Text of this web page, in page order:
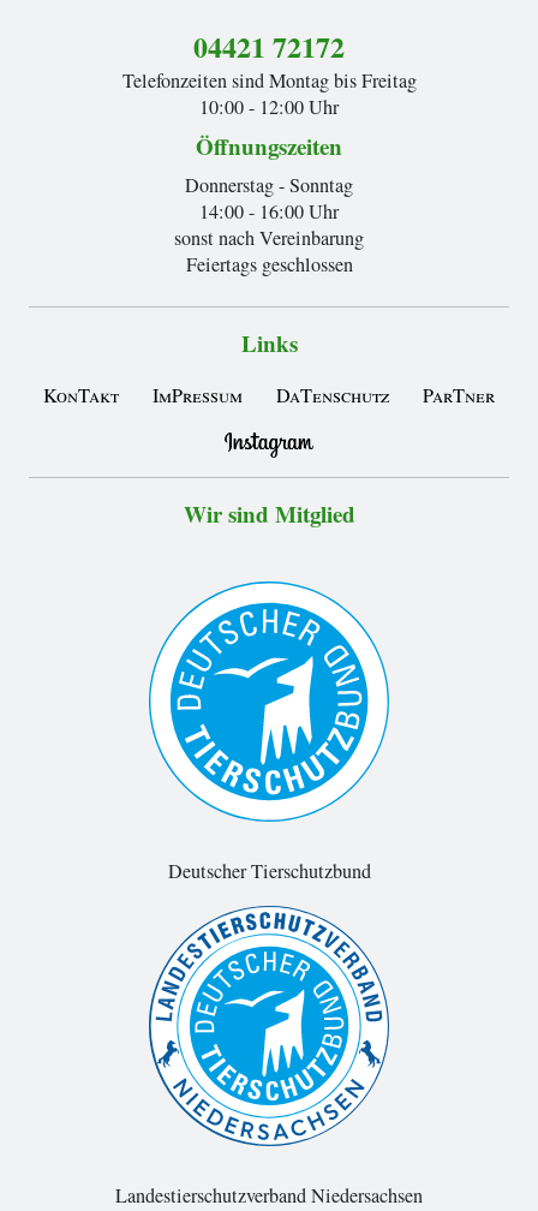
04421 72172
Telefonzeiten sind Montag bis Freitag
10:00 - 12:00 Uhr
Öffnungszeiten
Donnerstag - Sonntag
14:00 - 16:00 Uhr
sonst nach Vereinbarung
Feiertags geschlossen
Links
KonTakt ImPressum DaTenschutz ParTner
Wir sind Mitglied
Deutscher Tierschutzbund
Landestierschutzverband Niedersachsen